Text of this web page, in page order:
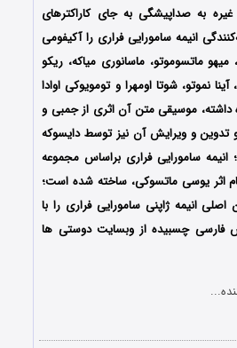
و غیره به صداپیشگی به جای کاراکترهای
انیمه سامورایی فراری را آکیفومی
ماتسوموتو، ماسانوری میاکه، ریکو
آینا نموتو، شوتا اومهرا و تومویوکی اوادا
موسیقی متن آن اثری از جمبی و
و تدوین و ویرایش آن نیز توسط دایسوکه
سامورایی فراری براساس مجموعه
اثر یوسی ماتسوکی، ساخته شده است؛
اصلی انیمه ژاپنیسامورایی فراری را با
فارسی چسبیده از وبسایت دوستی ها